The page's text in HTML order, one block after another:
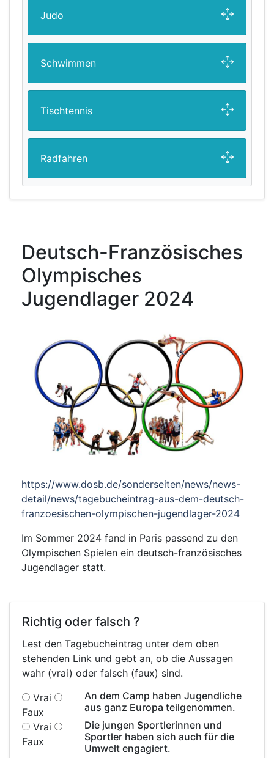
Judo
Schwimmen
Tischtennis
Radfahren
Deutsch-Französisches
Olympisches
Jugendlager 2024
https://www.dosb.de/sonderseiten/news/news-
detail/news/tagebucheintrag-aus-dem-deutsch-
franzoesischen-olympischen-jugendlager-2024
Im Sommer 2024 fand in Paris passend zu den
Olympischen Spielen ein deutsch-französisches
Jugendlager statt.
Richtig oder falsch ?
Lest den Tagebucheintrag unter dem oben
stehenden Link und gebt an, ob die Aussagen
wahr (vrai) oder falsch (faux) sind.
Vrai
Faux
An dem Camp haben Jugendliche
aus ganz Europa teilgenommen.
Vrai
Faux
Die jungen Sportlerinnen und
Sportler haben sich auch für die
Umwelt engagiert.